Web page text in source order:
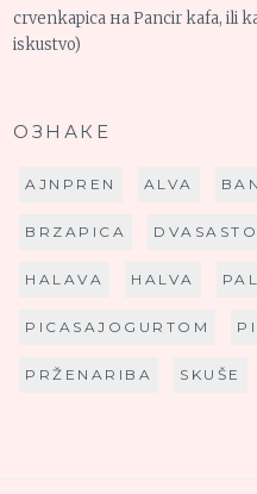
crvenkapica наPancir kafa, ili
iskustvo)
ОЗНАКЕ
AJNPREN ALVA
BRZAPICA
HALAVA HALVA
PICASAJOGURTOM
PRŽENARIBA SKUŠE